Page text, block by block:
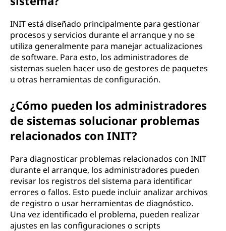
INIT está diseñado principalmente para gestionar
procesos y servicios durante el arranque y no se
utiliza generalmente para manejar actualizaciones
de software. Para esto, los administradores de
sistemas suelen hacer uso de gestores de paquetes
u otras herramientas de configuración.
¿Cómo pueden los administradores
de sistemas solucionar problemas
relacionados con INIT?
Para diagnosticar problemas relacionados con INIT
durante el arranque, los administradores pueden
revisar los registros del sistema para identificar
errores o fallos. Esto puede incluir analizar archivos
de registro o usar herramientas de diagnóstico.
Una vez identificado el problema, pueden realizar
ajustes en las configuraciones o scripts